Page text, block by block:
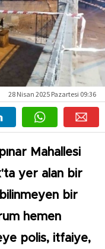
28 Nisan 2025 Pazartesi 09:36
Mahallesi
yer alan bir
bir
hemen
polis, itfaiye,